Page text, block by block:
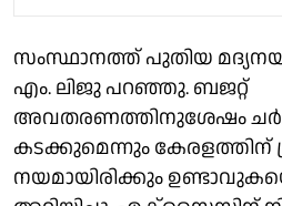
സംസ്ഥാനത്ത് പുതിയ
എം. ലിജു പറഞ്ഞു. ബജറ്റ്
അവതരണത്തിനുശേഷം
കടക്കുമെന്നും കേരളത്തിന്
നയമായിരിക്കും